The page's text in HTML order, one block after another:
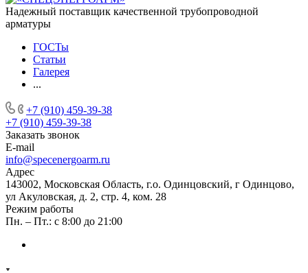
Надежный поставщик качественной трубопроводной
арматуры
ГОСТы
Статьи
Галерея
...
+7 (910) 459-39-38
+7 (910) 459-39-38
Заказать звонок
E-mail
info@specenergoarm.ru
Адрес
143002, Московская Область, г.о. Одинцовский, г Одинцово,
ул Акуловская, д. 2, стр. 4, ком. 28
Режим работы
Пн. – Пт.: с 8:00 до 21:00